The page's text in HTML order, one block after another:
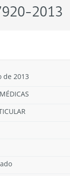
2013
de 2013